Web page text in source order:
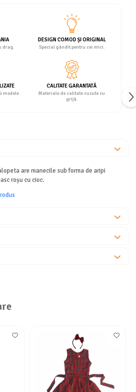
drag.
DESIGN COMOD ȘI ORIGINAL
Special gândit pentru cei mici.
modele
CALITATE GARANTATĂ
Materiale de calitate cusute cu
grijă.
are manecile sub forma de aripi
roșu cu cioc.